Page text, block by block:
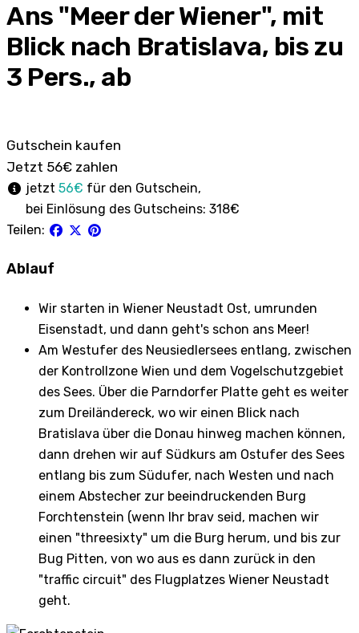
Ans "Meer der Wiener", mit
Blick nach Bratislava, bis zu
3 Pers., ab
Gutschein kaufen
Jetzt 56€ zahlen
jetzt 56€ für den Gutschein,
bei Einlösung des Gutscheins: 318€
Teilen:
Ablauf
Wir starten in Wiener Neustadt Ost, umrunden
Eisenstadt, und dann geht's schon ans Meer!
Am Westufer des Neusiedlersees entlang, zwischen
der Kontrollzone Wien und dem Vogelschutzgebiet
des Sees. Über die Parndorfer Platte geht es weiter
zum Dreiländereck, wo wir einen Blick nach
Bratislava über die Donau hinweg machen können,
dann drehen wir auf Südkurs am Ostufer des Sees
entlang bis zum Südufer, nach Westen und nach
einem Abstecher zur beeindruckenden Burg
Forchtenstein (wenn Ihr brav seid, machen wir
einen "threesixty" um die Burg herum, und bis zur
Bug Pitten, von wo aus es dann zurück in den
"traffic circuit" des Flugplatzes Wiener Neustadt
geht.